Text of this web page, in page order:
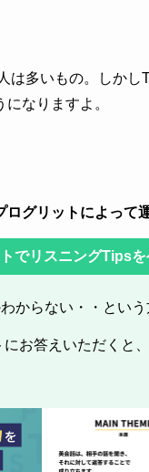
多いもの。しかし
なりますよ。
グリットによって
でリスニングTipsを
からない・・という
お答えいただくと